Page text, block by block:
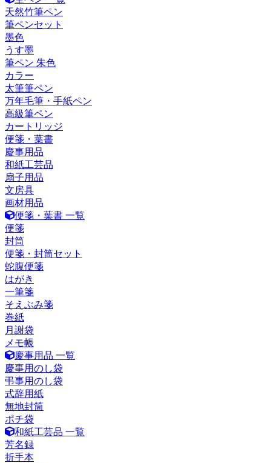
天然竹筆ペン
筆ペンセット
墨色
うす墨
筆ペン 朱色
カラー
太筆筆ペン
万年毛筆・手紙ペン
高級筆ペン
カートリッジ
便箋・葉書
慶事用品
和紙工芸品
扇子用品
文房具
画材用品
便箋・葉書 一覧
便箋
封筒
便箋・封筒セット
蛇腹便箋
はがき
一筆箋
そえぶみ箋
巻紙
月謝袋
メモ帳
慶事用品 一覧
慶事用のし袋
弔事用のし袋
式辞用紙
無地封筒
ポチ袋
和紙工芸品 一覧
芳名録
折手本